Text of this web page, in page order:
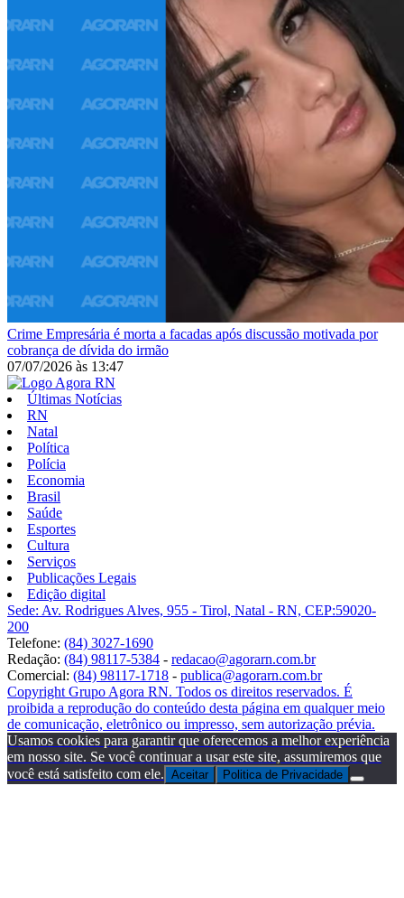
Crime Empresária é morta a facadas após discussão motivada por
cobrança de dívida do irmão
07/07/2026 às 13:47
Últimas Notícias
RN
Natal
Política
Polícia
Economia
Brasil
Saúde
Esportes
Cultura
Serviços
Publicações Legais
Edição digital
Sede: Av. Rodrigues Alves, 955 - Tirol, Natal - RN, CEP:59020-
200
Telefone: (84) 3027-1690
Redação: (84) 98117-5384 - redacao@agorarn.com.br
Comercial: (84) 98117-1718 - publica@agorarn.com.br
Copyright Grupo Agora RN. Todos os direitos reservados. É
proibida a reprodução do conteúdo desta página em qualquer meio
de comunicação, eletrônico ou impresso, sem autorização prévia.
Usamos cookies para garantir que oferecemos a melhor experiência
em nosso site. Se você continuar a usar este site, assumiremos que
você está satisfeito com ele. Aceitar Politica de Privacidade